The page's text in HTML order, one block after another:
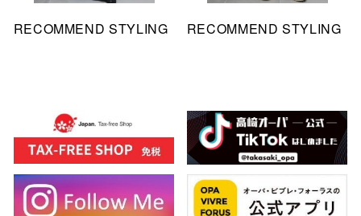
RECOMMEND STYLING RECOMMEND STYLING